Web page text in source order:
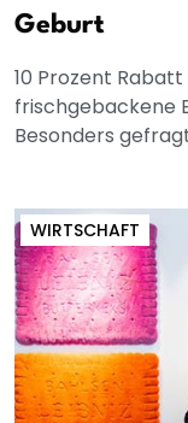
Geburt
10 Prozent
frischgebackene
Besonders
WIRTSCHAFT